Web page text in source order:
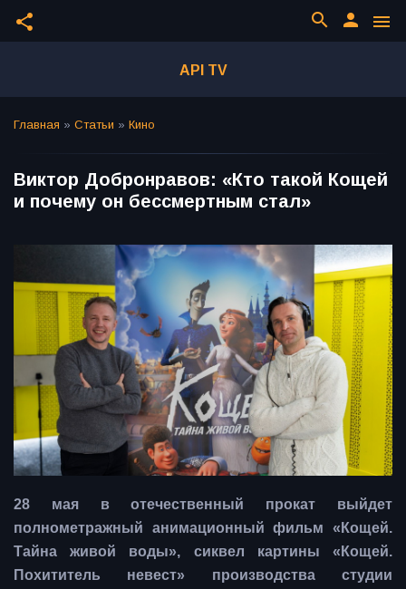
share menu
person
search
API TV
Главная » Статьи » Кино
Виктор Добронравов: «Кто такой Кощей
и почему он бессмертным стал»
28 мая в отечественный прокат выйдет
полнометражный анимационный фильм «Кощей.
Тайна живой воды», сиквел картины «Кощей.
Похититель невест» производства студии